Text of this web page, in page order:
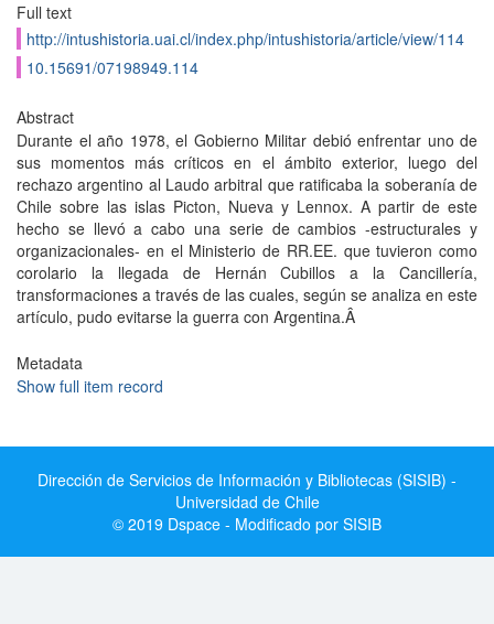
Full text
http://intushistoria.uai.cl/index.php/intushistoria/article/view/114
10.15691/07198949.114
Abstract
Durante el año 1978, el Gobierno Militar debió enfrentar uno de
sus momentos más críticos en el ámbito exterior, luego del
rechazo argentino al Laudo arbitral que ratificaba la soberanía de
Chile sobre las islas Picton, Nueva y Lennox. A partir de este
hecho se llevó a cabo una serie de cambios -estructurales y
organizacionales- en el Ministerio de RR.EE. que tuvieron como
corolario la llegada de Hernán Cubillos a la Cancillería,
transformaciones a través de las cuales, según se analiza en este
artículo, pudo evitarse la guerra con Argentina.Â
Metadata
Show full item record
Dirección de Servicios de Información y Bibliotecas (SISIB) -
Universidad de Chile
© 2019 Dspace - Modificado por SISIB